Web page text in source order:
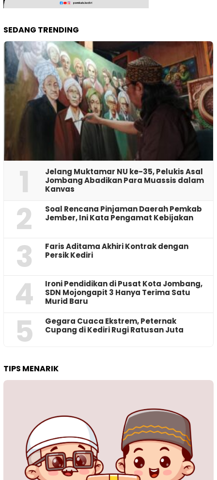
SEDANG TRENDING
1
Jelang Muktamar NU ke-35, Pelukis Asal
Jombang Abadikan Para Muassis dalam
Kanvas
2
‎Soal Rencana Pinjaman Daerah Pemkab
Jember, Ini Kata Pengamat Kebijakan ‎
3
Faris Aditama Akhiri Kontrak dengan
Persik Kediri
4
Ironi Pendidikan di Pusat Kota Jombang,
SDN Mojongapit 3 Hanya Terima Satu
Murid Baru
5
‎Gegara Cuaca Ekstrem, Peternak
Cupang di Kediri Rugi Ratusan Juta
TIPS MENARIK